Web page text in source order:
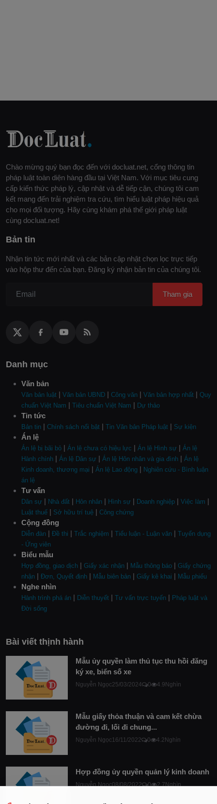
Chào mừng quý bạn đọc đến với docluat.net, cổng thông tin
pháp luật toàn diện hàng đầu tại Việt Nam. Với mục tiêu cung
cấp kiến thức pháp lý, cập nhật và dễ tiếp cận, chúng tôi cam
kết mang đến trải nghiệm tra cứu, tìm hiểu luật pháp hiệu quả
cho mọi đối tượng. Hãy cùng khám phá thế giới pháp luật
cùng docluat.net!
Bản tin
Nhận tin tức mới nhất và các bản cập nhật chọn lọc trực tiếp
vào hộp thư đến của bạn. Đăng ký nhận bản tin của chúng tôi.
Tham gia
Danh mục
Văn bản
Văn bản luật | Văn bản UBND | Công văn | Văn bản hợp nhất | Quy
chuẩn Việt Nam | Tiêu chuẩn Việt Nam | Dự thảo
Tin tức
Bản tin | Chính sách nổi bật | Tin Văn bản Pháp luật | Sự kiện
Án lệ
Án lệ bị bãi bỏ | Án lệ chưa có hiệu lực | Án lệ Hình sự | Án lệ
Hành chính | Án lệ Dân sự | Án lệ Hôn nhân và gia đình | Án lệ
Kinh doanh, thương mại | Án lệ Lao động | Nghiên cứu - Bình luận
án lệ
Tư vấn
Dân sự | Nhà đất | Hôn nhân | Hình sự | Doanh nghiệp | Việc làm |
Luật thuế | Sở hữu trí tuệ | Công chứng
Cộng đồng
Diễn đàn | Đề thi | Trắc nghiệm | Tiểu luận - Luận văn | Tuyển dụng
- Ứng viên
Biểu mẫu
Hợp đồng, giao dịch | Giấy xác nhận | Mẫu thông báo | Giấy chứng
nhận | Đơn, Quyết định | Mẫu biên bản | Giấy kê khai | Mẫu phiếu
Nghe nhìn
Hành trình phá án | Diễn thuyết | Tư vấn trực tuyến | Pháp luật và
Đời sống
Bài viết thịnh hành
Mẫu ủy quyền làm thủ tục thu hồi đăng
ký xe, biển số xe
Nguyễn Ngọc25/03/2024 0 4.9Nghìn
Mẫu giấy thỏa thuận và cam kết chừa
đường đi, lối đi chung...
Nguyễn Ngọc16/11/2022 0 4.2Nghìn
Hợp đồng ủy quyền quản lý kinh doanh
Nguyễn Ngọc08/08/2022 0 2.7Nghìn